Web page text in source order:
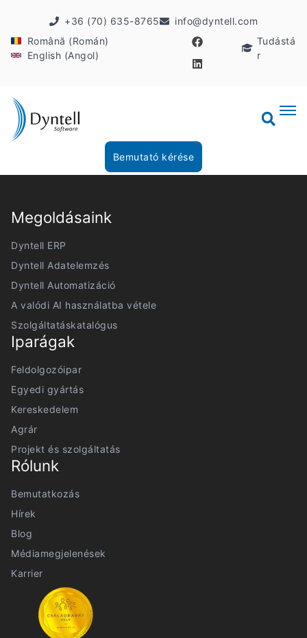
+36 (70) 635-8765
info@dyntell.com
Română (Román)
English (Angol)
Tudástá
r
Bemutató kérése
Megoldásaink
Dyntell ERP
Dyntell Adatelemzés
Dyntell Automatizáció
A valódi AI használatba vétele
Szolgáltatáskatalógus
Iparágak
Feldolgozóipar
Egyedi gyártás
Kereskedelem
Agrár
Projekt és szolgáltatás
Rólunk
Bemutatkozás
Hírek
Blog
Médiamegjelenések
Karrier